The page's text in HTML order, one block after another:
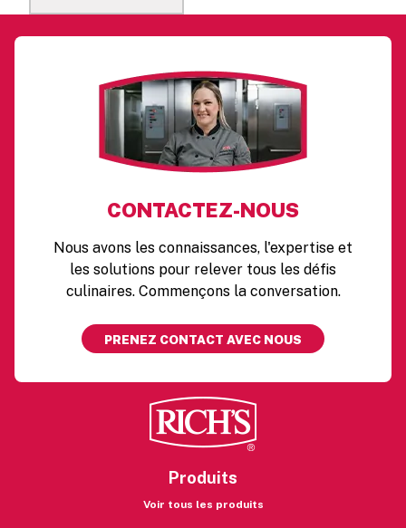
CONTACTEZ-NOUS
Nous avons les connaissances, l'expertise et
les solutions pour relever tous les défis
culinaires. Commençons la conversation.
PRENEZ CONTACT AVEC NOUS
Produits
Voir tous les produits